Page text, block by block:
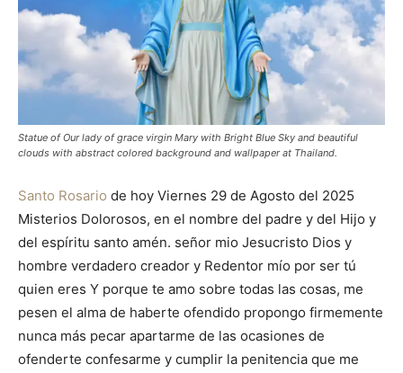
Statue of Our lady of grace virgin Mary with Bright Blue Sky and beautiful
clouds with abstract colored background and wallpaper at Thailand.
Santo Rosario de hoy Viernes 29 de Agosto del 2025
Misterios Dolorosos, en el nombre del padre y del Hijo y
del espíritu santo amén. señor mio Jesucristo Dios y
hombre verdadero creador y Redentor mío por ser tú
quien eres Y porque te amo sobre todas las cosas, me
pesen el alma de haberte ofendido propongo firmemente
nunca más pecar apartarme de las ocasiones de
ofenderte confesarme y cumplir la penitencia que me